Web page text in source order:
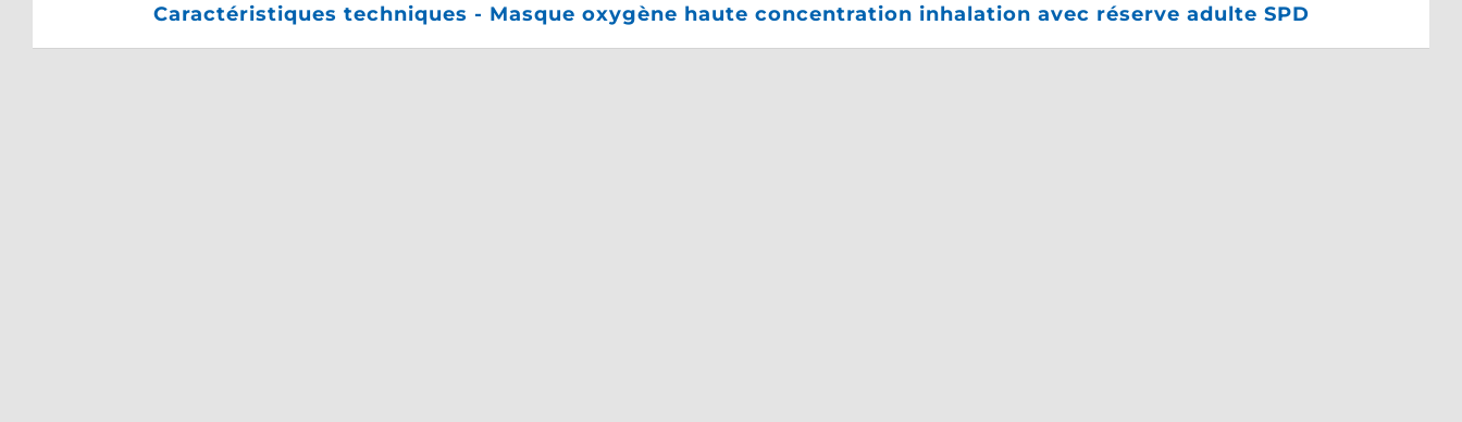
Caractéristiques techniques - Masque oxygène haute concentration inhalation avec réserve adulte SPD